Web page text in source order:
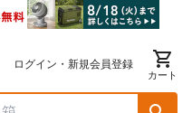
ログイン・新規会員登録
カート